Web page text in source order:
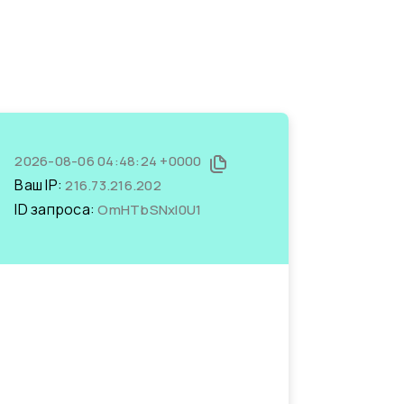
2026-08-06 04:48:24 +0000
Ваш IP:216.73.216.202
ID запроса:OmHTbSNxl0U1